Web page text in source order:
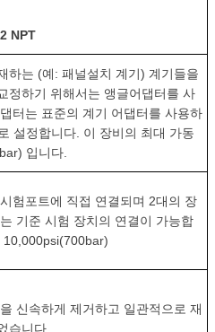
NPT
하는 (예: 패널설치 계기) 계기들을
정하기 위해서는 앵글어댑터를 사
터는 표준의 계기 어댑터를 사용하
설정합니다. 이 장비의 최대 가동
입니다.
험포트에 직접 연결되며 2대의 장
기준 시험 장치의 연결이 가능합
10,000psi(700bar)
신속하게 제거하고 일관적으로 재
습니다.